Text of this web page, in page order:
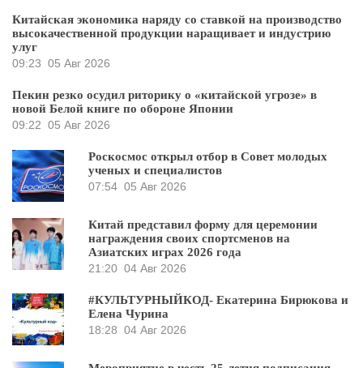
Китайская экономика наряду со ставкой на производство
высокачественной продукции наращивает и индустрию
улуг
09:23 05 Авг 2026
Пекин резко осудил риторику о «китайской угрозе» в
новой Белой книге по обороне Японии
09:22 05 Авг 2026
Роскосмос открыл отбор в Совет молодых
ученых и специалистов
07:54 05 Авг 2026
Китай представил форму для церемонии
награждения своих спортсменов на
Азиатских играх 2026 года
21:20 04 Авг 2026
#КУЛЬТУРНЫЙКОД- Екатерина Бирюкова и
Елена Чурина
18:28 04 Авг 2026